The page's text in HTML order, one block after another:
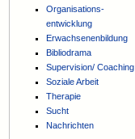
Organisations-
entwicklung
Erwachsenenbildung
Bibliodrama
Supervision/ Coaching
Soziale Arbeit
Therapie
Sucht
Nachrichten